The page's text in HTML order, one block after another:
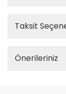
Taksit
Önerileriniz